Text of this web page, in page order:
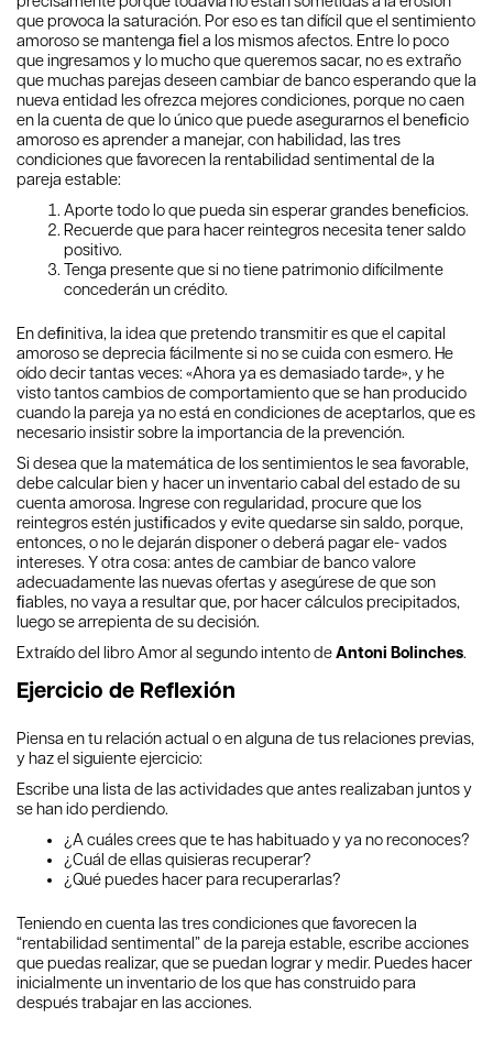
que provoca la saturación. Por eso es tan difícil que el sentimiento
amoroso se mantenga ﬁel a los mismos afectos. Entre lo poco
que ingresamos y lo mucho que queremos sacar, no es extraño
que muchas parejas deseen cambiar de banco esperando que la
nueva entidad les ofrezca mejores condiciones, porque no caen
en la cuenta de que lo único que puede asegurarnos el beneﬁcio
amoroso es aprender a manejar, con habilidad, las tres
condiciones que favorecen la rentabilidad sentimental de la
pareja estable:
Aporte todo lo que pueda sin esperar grandes beneﬁcios.
Recuerde que para hacer reintegros necesita tener saldo
positivo.
Tenga presente que si no tiene patrimonio difícilmente
concederán un crédito.
En deﬁnitiva, la idea que pretendo transmitir es que el capital
amoroso se deprecia fácilmente si no se cuida con esmero. He
oído decir tantas veces: «Ahora ya es demasiado tarde», y he
visto tantos cambios de comportamiento que se han producido
cuando la pareja ya no está en condiciones de aceptarlos, que es
necesario insistir sobre la importancia de la prevención.
Si desea que la matemática de los sentimientos le sea favorable,
debe calcular bien y hacer un inventario cabal del estado de su
cuenta amorosa. Ingrese con regularidad, procure que los
reintegros estén justiﬁcados y evite quedarse sin saldo, porque,
entonces, o no le dejarán disponer o deberá pagar ele- vados
intereses. Y otra cosa: antes de cambiar de banco valore
adecuadamente las nuevas ofertas y asegúrese de que son
ﬁables, no vaya a resultar que, por hacer cálculos precipitados,
luego se arrepienta de su decisión.
Extraído del libro Amor al segundo intento de Antoni Bolinches.
Ejercicio de Reflexión
Piensa en tu relación actual o en alguna de tus relaciones previas,
y haz el siguiente ejercicio:
Escribe una lista de las actividades que antes realizaban juntos y
se han ido perdiendo.
¿A cuáles crees que te has habituado y ya no reconoces?
¿Cuál de ellas quisieras recuperar?
¿Qué puedes hacer para recuperarlas?
Teniendo en cuenta las tres condiciones que favorecen la
“rentabilidad sentimental” de la pareja estable, escribe acciones
que puedas realizar, que se puedan lograr y medir. Puedes hacer
inicialmente un inventario de los que has construido para
después trabajar en las acciones.